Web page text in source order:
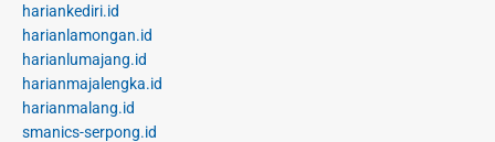
hariankediri.id
harianlamongan.id
harianlumajang.id
harianmajalengka.id
harianmalang.id
smanics-serpong.id